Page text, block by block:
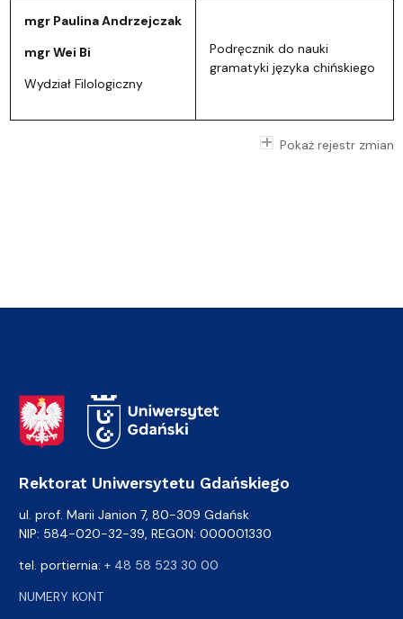
mgr Paulina Andrzejczak
mgr Wei Bi
Wydział Filologiczny
Podręcznik do nauki
gramatyki języka chińskiego
Pokaż rejestr zmian
Adres Rektoratu
Rektorat Uniwersytetu Gdańskiego
ul. prof. Marii Janion 7, 80-309 Gdańsk
NIP: 584-020-32-39, REGON: 000001330
tel. portiernia: + 48 58 523 30 00
NUMERY KONT